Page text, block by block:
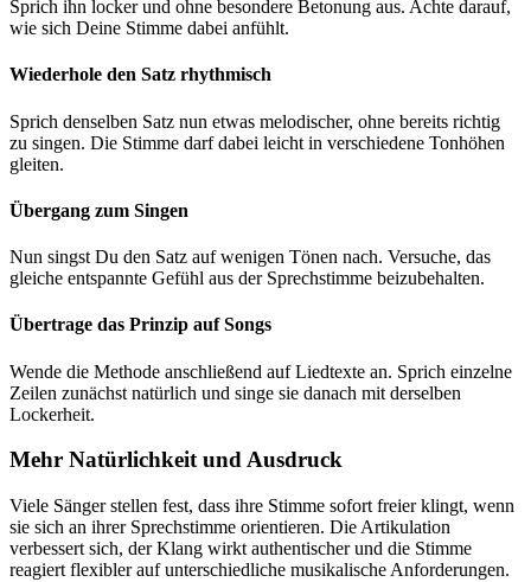
Sprich ihn locker und ohne besondere Betonung aus. Achte darauf,
wie sich Deine Stimme dabei anfühlt.
Wiederhole den Satz rhythmisch
Sprich denselben Satz nun etwas melodischer, ohne bereits richtig
zu singen. Die Stimme darf dabei leicht in verschiedene Tonhöhen
gleiten.
Übergang zum Singen
Nun singst Du den Satz auf wenigen Tönen nach. Versuche, das
gleiche entspannte Gefühl aus der Sprechstimme beizubehalten.
Übertrage das Prinzip auf Songs
Wende die Methode anschließend auf Liedtexte an. Sprich einzelne
Zeilen zunächst natürlich und singe sie danach mit derselben
Lockerheit.
Mehr Natürlichkeit und Ausdruck
Viele Sänger stellen fest, dass ihre Stimme sofort freier klingt, wenn
sie sich an ihrer Sprechstimme orientieren. Die Artikulation
verbessert sich, der Klang wirkt authentischer und die Stimme
reagiert flexibler auf unterschiedliche musikalische Anforderungen.